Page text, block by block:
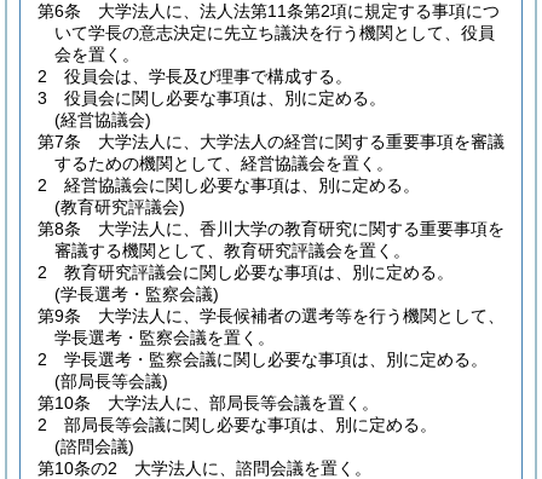
第6条
大学法人に、法人法第11条第2項に規定する事項につ
いて学長の意志決定に先立ち議決を行う機関として、役員
会を置く。
2
役員会は、学長及び理事で構成する。
3
役員会に関し必要な事項は、別に定める。
(経営協議会)
第7条
大学法人に、大学法人の経営に関する重要事項を審議
するための機関として、経営協議会を置く。
2
経営協議会に関し必要な事項は、別に定める。
(教育研究評議会)
第8条
大学法人に、香川大学の教育研究に関する重要事項を
審議する機関として、教育研究評議会を置く。
2
教育研究評議会に関し必要な事項は、別に定める。
(学長選考・監察会議)
第9条
大学法人に、学長候補者の選考等を行う機関として、
学長選考・監察会議を置く。
2
学長選考・監察会議に関し必要な事項は、別に定める。
(部局長等会議)
第10条
大学法人に、部局長等会議を置く。
2
部局長等会議に関し必要な事項は、別に定める。
(諮問会議)
第10条の2
大学法人に、諮問会議を置く。